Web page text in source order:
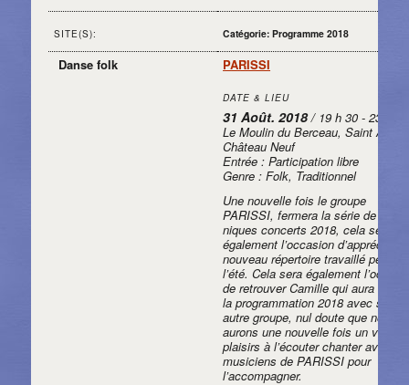
SITE(S): Catégorie: Programme 2018
Danse folk PARISSI
DATE & LIEU
31 Août. 2018/ 19 h 30 - 23 h 30
Le Moulin du Berceau, Saint Aubin
Château Neuf
Entrée : Participation libre
Genre : Folk, Traditionnel
Une nouvelle fois le groupe
PARISSI, fermera la série de
niques concerts 2018, cela sera
également l’occasion d’apprécier
nouveau répertoire travaillé
l’été. Cela sera également
de retrouver Camille qui aura
la programmation 2018 avec son
autre groupe, nul doute que nous
aurons une nouvelle fois un
plaisirs à l’écouter chanter avec
musiciens de PARISSI pour
l’accompagner.